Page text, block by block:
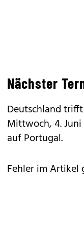
Nächster
Deutschland
Mittwoch, 4.
auf Portugal.
Fehler im Artikel